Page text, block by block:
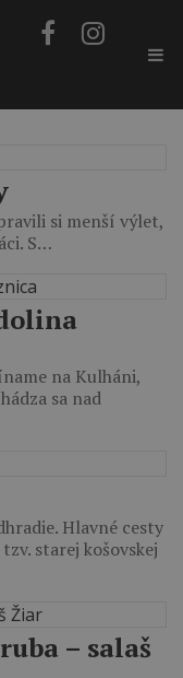
si menší výlet,
S…
na Kulháni,
sa nad
Hlavné cesty
starej košovskej
– salaš